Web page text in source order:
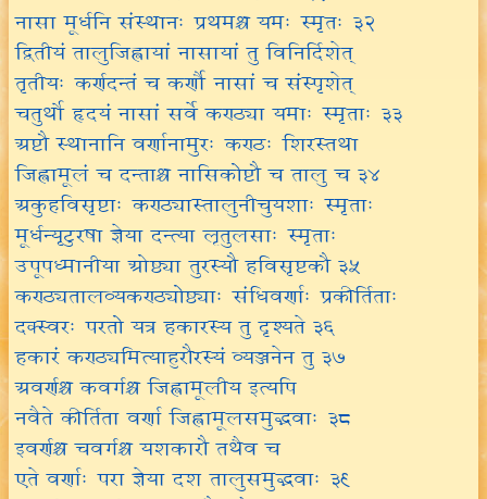
नासा मूर्धनि संस्थानः प्रथमश्च यमः स्मृतः ३२
द्वितीयं तालुजिह्वायां नासायां तु विनिर्दिशेत्
तृतीयः कर्णदन्तं च कर्णौ नासां च संस्पृशेत्
चतुर्थो हृदयं नासां सर्वे कण्ठ्या यमाः स्मृताः ३३
अष्टौ स्थानानि वर्णानामुरः कण्ठः शिरस्तथा
जिह्वामूलं च दन्ताश्च नासिकोष्टौ च तालु च ३४
अकुहविसृष्टाः कण्ठ्यास्तालुनीचुयशाः स्मृताः
मूर्धन्यृटुरषा ज्ञेया दन्त्या ऌतुलसाः स्मृताः
उपूपध्मानीया ओष्ठ्या तुरस्यौ हविसृष्टकौ ३५
कण्ठ्यतालव्यकण्ठ्योष्ठ्याः संधिवर्णाः प्रकीर्तिताः
दक्स्वरः परतो यत्र हकारस्य तु दृश्यते ३६
हकारं कण्ठ्यमित्याहुरौरस्यं व्यञ्जनेन तु ३७
अवर्णश्च कवर्गश्च जिह्वामूलीय इत्यपि
नवैते कीर्तिता वर्णा जिह्वामूलसमुद्भवाः ३८
इवर्णश्च चवर्गश्च यशकारौ तथैव च
एते वर्णाः परा ज्ञेया दश तालुसमुद्भवाः ३९